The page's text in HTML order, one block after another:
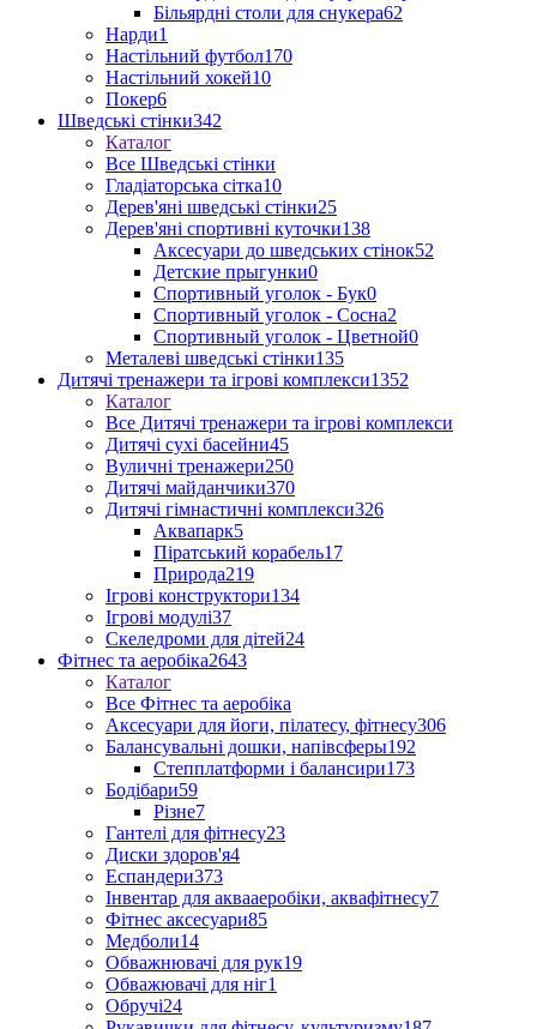
Більярдні столи для снукера62
Нарди1
Настільний футбол170
Настільний хокей10
Покер6
Шведські стінки342
Каталог
Все Шведські стінки
Гладіаторська сітка10
Дерев'яні шведські стінки25
Дерев'яні спортивні куточки138
Аксесуари до шведських стінок52
Детские прыгунки0
Спортивный уголок - Бук0
Спортивный уголок - Сосна2
Спортивный уголок - Цветной0
Металеві шведські стінки135
Дитячі тренажери та ігрові комплекси1352
Каталог
Все Дитячі тренажери та ігрові комплекси
Дитячі сухі басейни45
Вуличні тренажери250
Дитячі майданчики370
Дитячі гімнастичні комплекси326
Аквапарк5
Піратський корабель17
Природа219
Ігрові конструктори134
Ігрові модулі37
Скеледроми для дітей24
Фітнес та аеробіка2643
Каталог
Все Фітнес та аеробіка
Аксесуари для йоги, пілатесу, фітнесу306
Балансувальні дошки, напівсферы192
Степплатформи і балансири173
Бодібари59
Різне7
Гантелі для фітнесу23
Диски здоров'я4
Еспандери373
Інвентар для аквааеробіки, аквафітнесу7
Фітнес аксесуари85
Медболи14
Обважнювачі для рук19
Обважювачі для ніг1
Обручі24